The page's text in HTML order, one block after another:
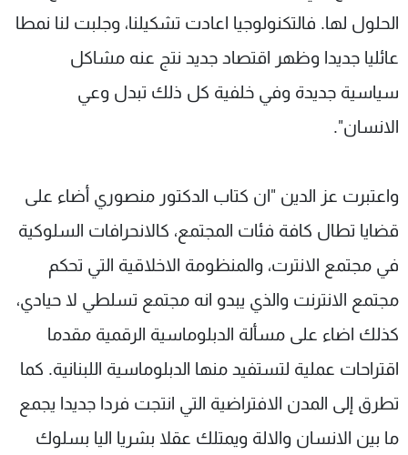
الحلول لها. فالتكنولوجيا اعادت تشكيلنا، وجلبت لنا نمطا
عائليا جديدا وظهر اقتصاد جديد نتج عنه مشاكل
سياسية جديدة وفي خلفية كل ذلك تبدل وعي
الانسان".
واعتبرت عز الدين "ان كتاب الدكتور منصوري أضاء على
قضايا تطال كافة فئات المجتمع، كالانحرافات السلوكية
في مجتمع الانترت، والمنظومة الاخلاقية التي تحكم
مجتمع الانترنت والذي يبدو انه مجتمع تسلطي لا حيادي،
كذلك اضاء على مسألة الدبلوماسية الرقمية مقدما
اقتراحات عملية لتستفيد منها الدبلوماسية اللبنانية. كما
تطرق إلى المدن الافتراضية التي انتجت فردا جديدا يجمع
ما بين الانسان والالة ويمتلك عقلا بشريا اليا بسلوك